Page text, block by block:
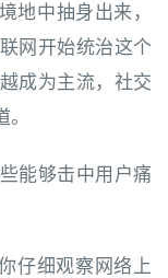
地中抽身出来，
网开始统治这个
成为主流，社交
能够击中用户痛
仔细观察网络上